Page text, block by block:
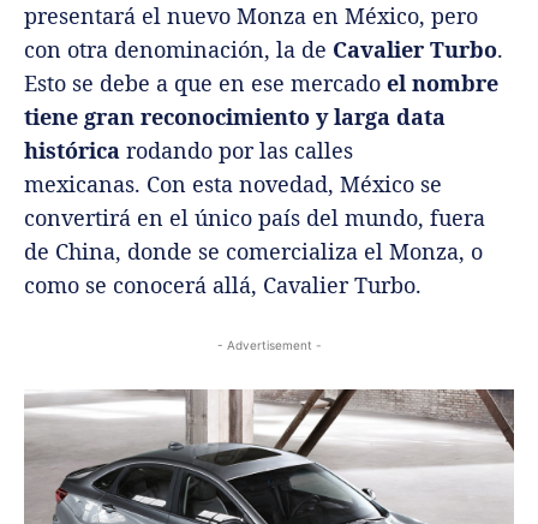
presentará el nuevo Monza en México, pero
con otra denominación, la de Cavalier Turbo.
Esto se debe a que en ese mercado el nombre
tiene gran reconocimiento y larga data
histórica rodando por las calles
mexicanas. Con esta novedad, México se
convertirá en el único país del mundo, fuera
de China, donde se comercializa el Monza, o
como se conocerá allá, Cavalier Turbo.
- Advertisement -